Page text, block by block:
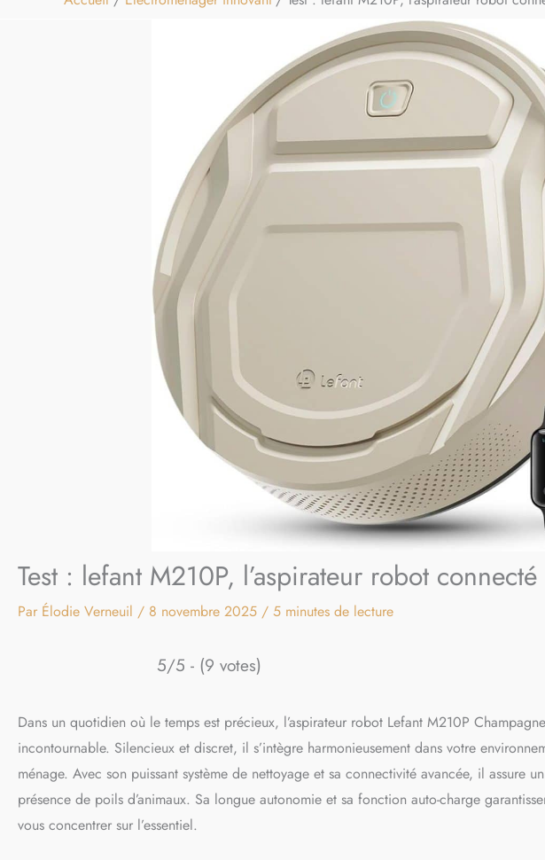
Test : lefant M210P, l’aspirateur robot
Par Élodie Verneuil / 8 novembre 2025 / 5 minutes de lecture
5/5 - (9 votes)
Dans un quotidien où le temps est précieux, l’aspirateur robot Lefant M210P
incontournable. Silencieux et discret, il s’intègre harmonieusement dans votre
ménage. Avec son puissant système de nettoyage et sa connectivité avancée, il assure
présence de poils d’animaux. Sa longue autonomie et sa fonction auto-charge
vous concentrer sur l’essentiel.